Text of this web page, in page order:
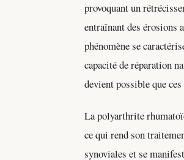
provoquant un
entraînant des érosions
phénomène se
capacité de réparation
devient possible que
La polyarthrite
ce qui rend son
synoviales et se